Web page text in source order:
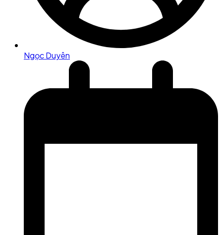
Ngọc Duyên